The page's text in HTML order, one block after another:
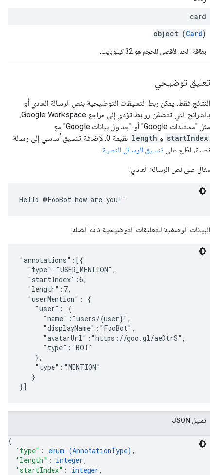
card
object (Card)
بطاقة. الحد الأقصى للحجم هو 32 كيلوبايت.
تعليق توضيحي
النتائج فقط. يمكن ربط التعليقات التوضيحية بنص الرسالة العادي أو
بالشرائح التي تتضمّن روابط تؤدي إلى مراجع Google Workspace،
مثل "مستندات Google" أو "جداول بيانات Google" مع
startIndex و length
بقيمة 0. لإضافة تنسيق أساسي إلى رسالة
نصية، اطّلِع على تنسيق الرسائل النصية.
مثال على نص الرسالة العادي:
البيانات الوصفية للتعليقات التوضيحية ذات الصلة:
"annotations":[{
  "type":"USER_MENTION",
  "startIndex":6,
  "length":7,
  "userMention": {
    "user": {
      "name":"users/{user}",
      "displayName":"FooBot",
      "avatarUrl":"https://goo.gl/aeDtrS",
      "type":"BOT"
    },
    "type":"MENTION"
   }
تمثيل JSON
{
"type" : enum (AnnotationType) ,
"length" : integer,
"startIndex" : integer,